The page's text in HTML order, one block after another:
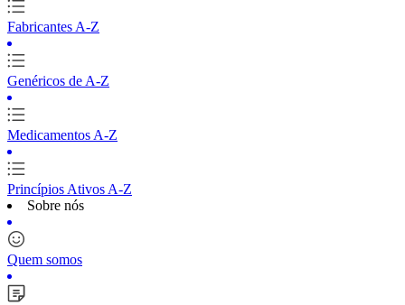
Fabricantes A-Z
Genéricos de A-Z
Medicamentos A-Z
Princípios Ativos A-Z
Sobre nós
Quem somos